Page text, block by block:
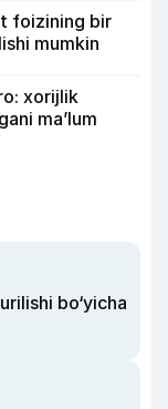
foizining bir
mumkin
xorijlik
ma’lum
bo‘yicha